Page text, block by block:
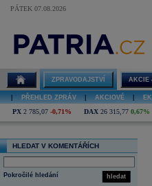
PÁTEK 07.08.2026
ZPRAVODAJSTVÍ AKCIE
PŘEHLED ZPRÁV AKCIOVÉ
PX 2 785,07 -0,71% DAX 26 315,77 0,67%
HLEDAT V KOMENTÁŘÍCH
hledat
Pokročilé hledání